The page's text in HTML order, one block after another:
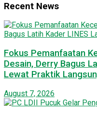
Recent News
Fokus Pemanfaatan
Desain, Derry Bagus
Lewat Praktik
August 7, 2026